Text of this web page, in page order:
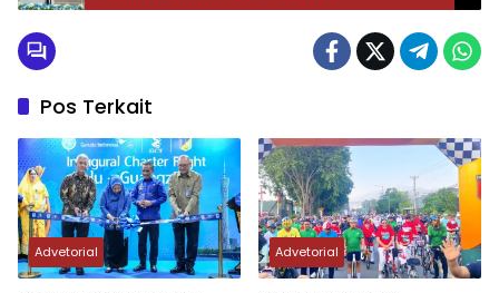
Pos Terkait
Advetorial Advetorial